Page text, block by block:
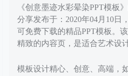
《创意墨迹水彩晕染PPT模板
分享发布于：2020年04月10日
可免费下载的精品PPT模板。
精致的内容页，是适合艺术设
模板设计精心、创意、高端，